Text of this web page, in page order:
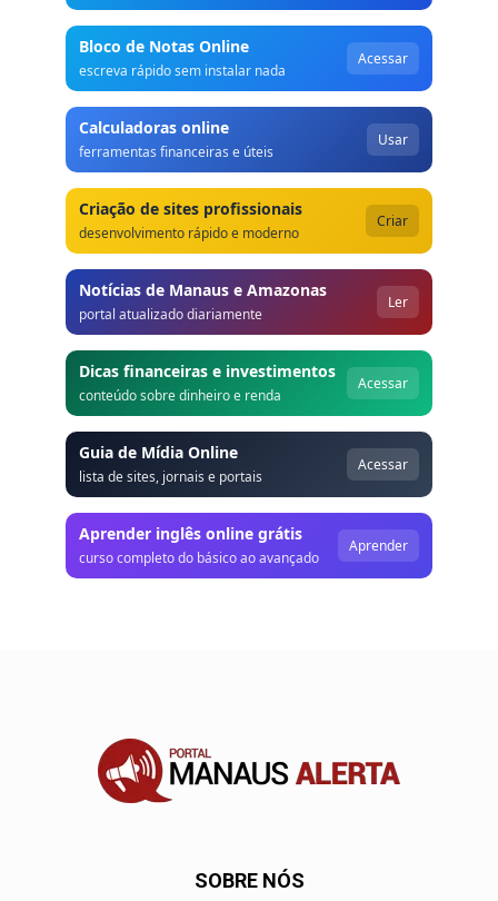
Bloco de Notas Online
escreva rápido sem instalar nada
Acessar
Calculadoras online
ferramentas financeiras e úteis
Usar
Criação de sites profissionais
desenvolvimento rápido e moderno
Criar
Notícias de Manaus e Amazonas
portal atualizado diariamente
Ler
Dicas financeiras e investimentos
conteúdo sobre dinheiro e renda
Acessar
Guia de Mídia Online
lista de sites, jornais e portais
Acessar
Aprender inglês online grátis
curso completo do básico ao avançado
Aprender
SOBRE NÓS